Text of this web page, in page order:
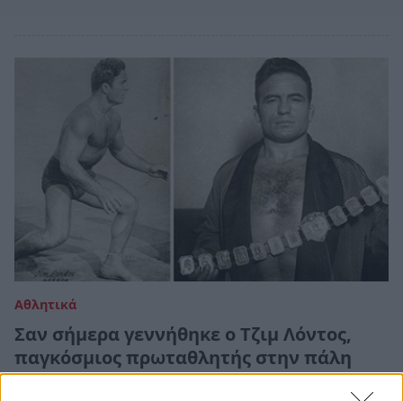
Αθλητικά
Σαν σήμερα γεννήθηκε ο Τζιμ Λόντος,
παγκόσμιος πρωταθλητής στην πάλη
(κατς)